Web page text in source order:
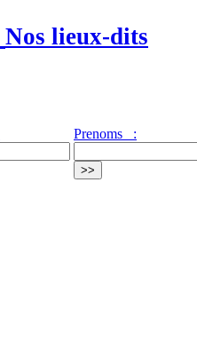
Nos lieux-dits
Prenoms :